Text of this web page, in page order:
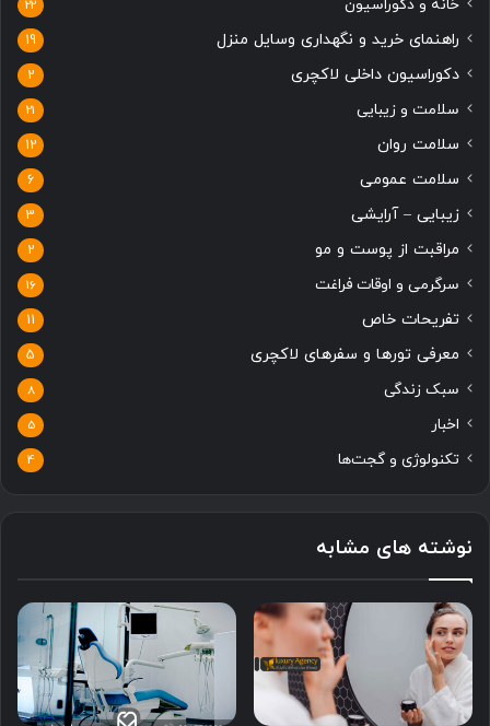
خانه و دکوراسیون 22
راهنمای خرید و نگهداری وسایل منزل 19
دکوراسیون داخلی لاکچری 2
سلامت و زیبایی 21
سلامت روان 12
سلامت عمومی 6
زیبایی – آرایشی 3
مراقبت از پوست و مو 2
سرگرمی و اوقات فراغت 16
تفریحات خاص 11
معرفی تورها و سفرهای لاکچری 5
سبک زندگی 8
اخبار 5
تکنولوژی و گجت‌ها 4
نوشته های مشابه